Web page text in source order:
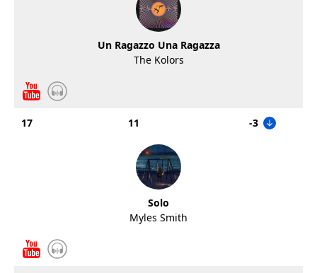
Un Ragazzo Una Ragazza
The Kolors
17 11 -3
Solo
Myles Smith